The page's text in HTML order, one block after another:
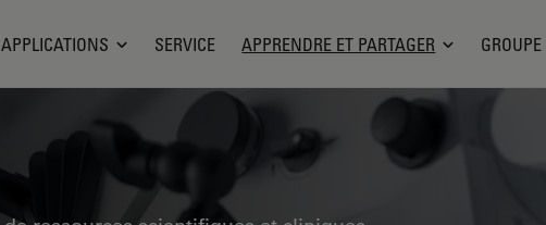
APPLICATIONS SERVICE APPRENDRE ET PARTAGER GROUPE